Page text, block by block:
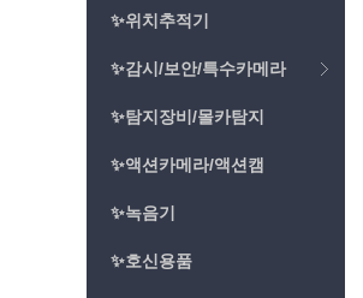
✨위치추적기
✨감시/보안/특수카메라
✨탐지장비/몰카탐지
✨액션카메라/액션캠
✨녹음기
✨호신용품